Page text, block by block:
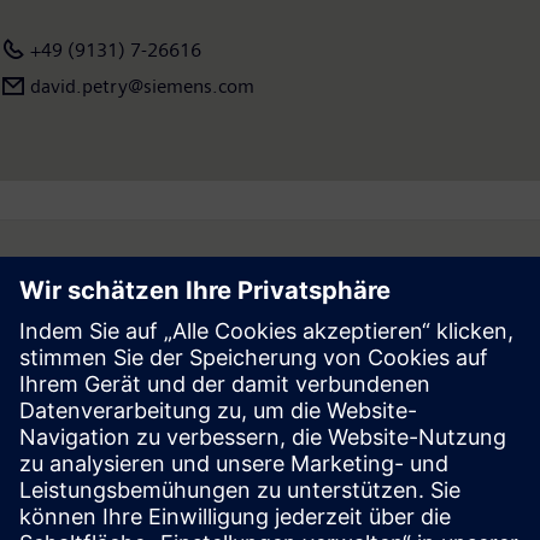
+49 (9131) 7-26616
david.petry@siemens.com
Follow
Press | Company | Siemens
© Siemens 1996 – 2026
Corporate Information